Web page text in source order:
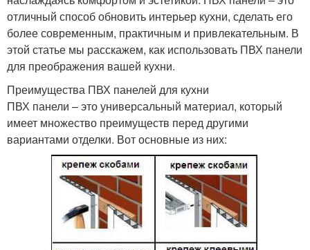
отличный способ обновить интерьер кухни, сделать его
более современным, практичным и привлекательным. В
этой статье мы расскажем, как использовать ПВХ панели
для преображения вашей кухни.
Преимущества ПВХ панелей для кухни
ПВХ панели – это универсальный материал, который
имеет множество преимуществ перед другими
вариантами отделки. Вот основные из них: